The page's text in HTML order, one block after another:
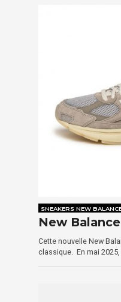
SNEAKERS NEW
New
Cette nouvelle New
classique. En mai